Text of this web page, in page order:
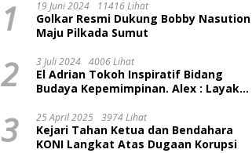
1 19 Juni 2024 11416 Lihat
Golkar Resmi Dukung Bobby Nasution
Maju Pilkada Sumut
2 3 Juli 2024 4006 Lihat
El Adrian Tokoh Inspiratif Bidang
Budaya Kepemimpinan. Alex : Layak
3 25 April 2025 3974 Lihat
Kejari Tahan Ketua dan Bendahara
KONI Langkat Atas Dugaan Korupsi